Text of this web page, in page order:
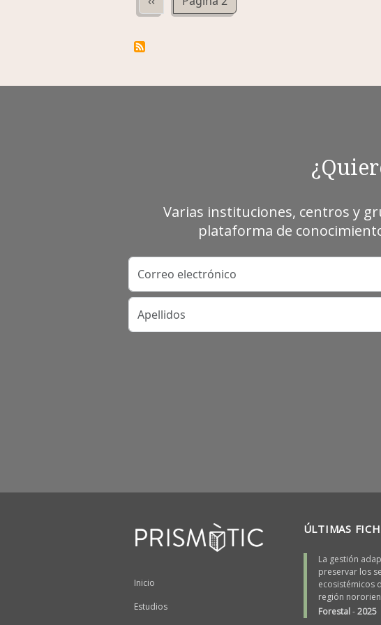
Varias instituciones, centros y
plataforma de
Correo electrónico
Apellidos
Peu
Inicio
Estudios
ÚLTIMAS
La gestión
preservar los
ecosistémicos
región
Forestal-2025